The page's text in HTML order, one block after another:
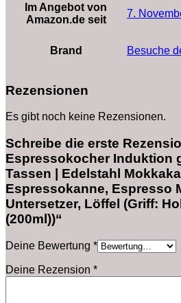
Im Angebot von
Amazon.de seit
7.
Brand Besuche
Rezensionen
Es gibt noch keine Rezensionen.
Schreibe die erste
Espressokocher Induktion
Tassen | Edelstahl
Espressokanne, Espresso
Untersetzer, Löffel (Griff:
(200ml))“
Deine Bewertung *
Deine Rezension *